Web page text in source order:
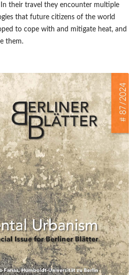
their travel they encounter multiple
that future citizens of the world
to cope with and mitigate heat, and
them.